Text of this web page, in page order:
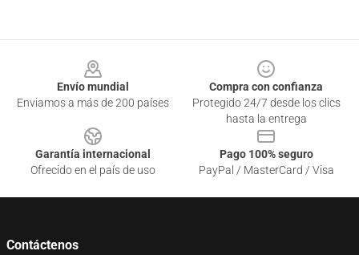
Envío mundial
Enviamos a más de 200 países
Compra con confianza
Protegido 24/7 desde los clics
hasta la entrega
Garantía internacional
Ofrecido en el país de uso
Pago 100% seguro
PayPal / MasterCard / Visa
Contáctenos